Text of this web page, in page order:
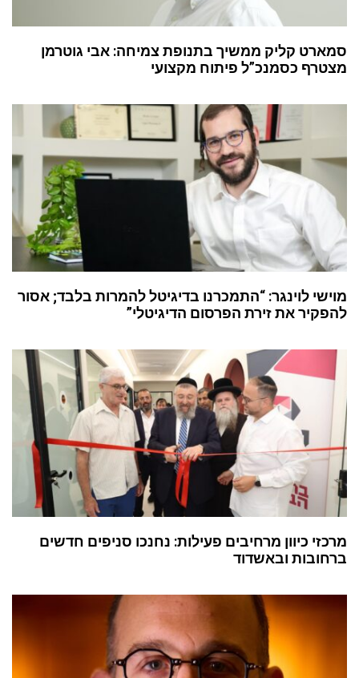
סמארט קליק ממשיך בתנופת צמיחה: אבי גוטרמן
מצטרף כסמנכ”ל פיתוח מקצועי
מוישי לוינגר: “התמכרנו בדיגיטל להמרות בלבד; אסור
להפקיר את זירת הפרסום הדיגיטלי”
מרכזי כיוון מרחיבים פעילות: נחנכו סניפים חדשים
ברחובות ובאשדוד